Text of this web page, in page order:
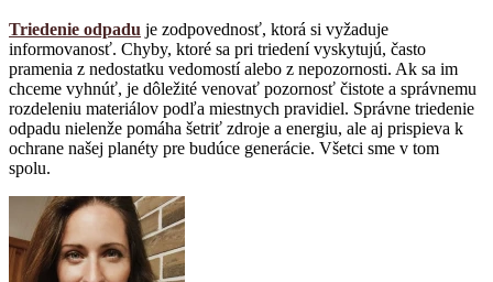
Triedenie odpadu je zodpovednosť, ktorá si vyžaduje
informovanosť. Chyby, ktoré sa pri triedení vyskytujú, často
pramenia z nedostatku vedomostí alebo z nepozornosti. Ak sa im
chceme vyhnúť, je dôležité venovať pozornosť čistote a správnemu
rozdeleniu materiálov podľa miestnych pravidiel. Správne triedenie
odpadu nielenže pomáha šetriť zdroje a energiu, ale aj prispieva k
ochrane našej planéty pre budúce generácie. Všetci sme v tom
spolu.